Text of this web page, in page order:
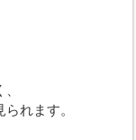
れます。